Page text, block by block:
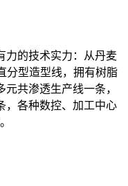
力的技术实力：从丹麦
分型造型线，拥有树脂
共渗透生产线一条，
，各种数控、加工中心